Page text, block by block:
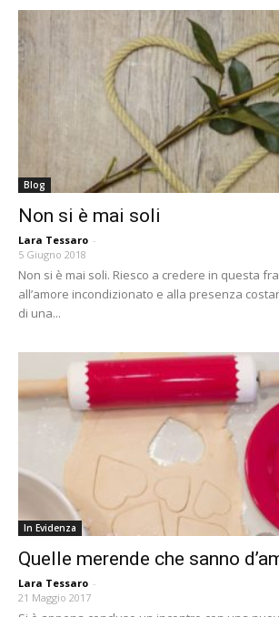
Blog
Non si è mai soli
Lara Tessaro -
5 Giugno 2018
Non si è mai soli. Riesco a credere in questa
all’amore incondizionato e alla presenza
di una...
In Evidenza
Quelle merende che sanno
Lara Tessaro -
21 Maggio 2017